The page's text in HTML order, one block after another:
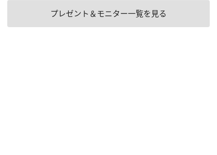
プレゼント＆モニター一覧を見る